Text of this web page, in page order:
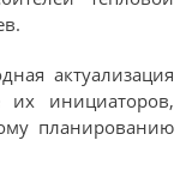
актуализация
их инициаторов,
планированию